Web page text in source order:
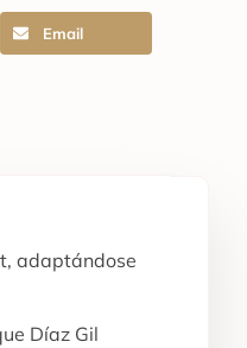
Email
adaptándose
Díaz Gil